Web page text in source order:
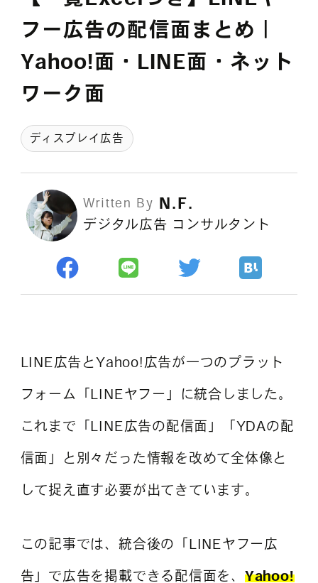
各種ご相談 資料ダウンロード
無料診断実施中
Webマーケティング用語集
よくある質問
フー広告の配信面まとめ｜
Yahoo!面・LINE面・ネット
ワーク面
ディスプレイ広告
Written By N.F.
デジタル広告 コンサルタント
LINE広告とYahoo!広告が一つのプラット
フォーム「LINEヤフー」に統合しました。
これまで「LINE広告の配信面」「YDAの配
信面」と別々だった情報を改めて全体像と
して捉え直す必要が出てきています。
この記事では、統合後の「LINEヤフー広
告」で広告を掲載できる配信面を、 Yahoo!